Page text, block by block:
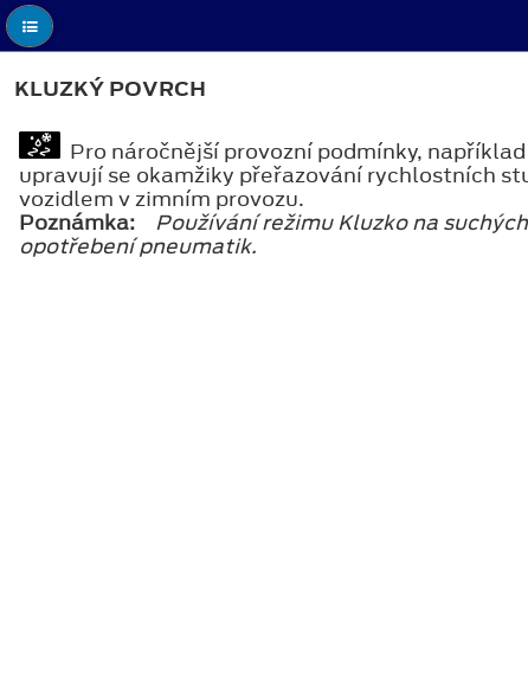
KLUZKÝ POVRCH
Pro náročnější provozní podmínky,
upravují se okamžiky přeřazování rychlostních
vozidlem v zimním provozu.
Poznámka:
Používání režimu Kluzko na
opotřebení pneumatik.